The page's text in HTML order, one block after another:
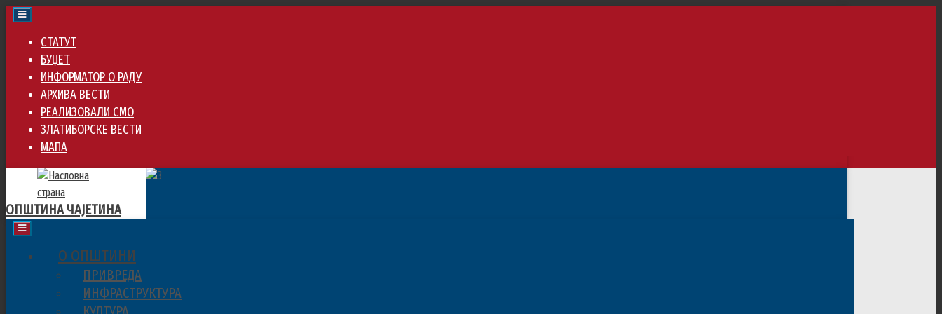
Skip
content
СТАТУТ
БУЏЕТ
ИНФОРМАТОР О РАДУ
АРХИВА ВЕСТИ
РЕАЛИЗОВАЛИ СМО
ЗЛАТИБОРСКЕ ВЕСТИ
МАПА
ОПШТИНА ЧАЈЕТИНА
О ОПШТИНИ
ПРИВРЕДА
ИНФРАСТРУКТУРА